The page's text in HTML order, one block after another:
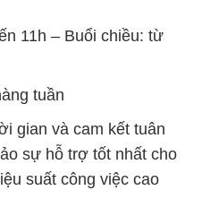
11h – Buổi chiều: từ
tuần
gian và cam kết tuân
sự hỗ trợ tốt nhất cho
suất công việc cao